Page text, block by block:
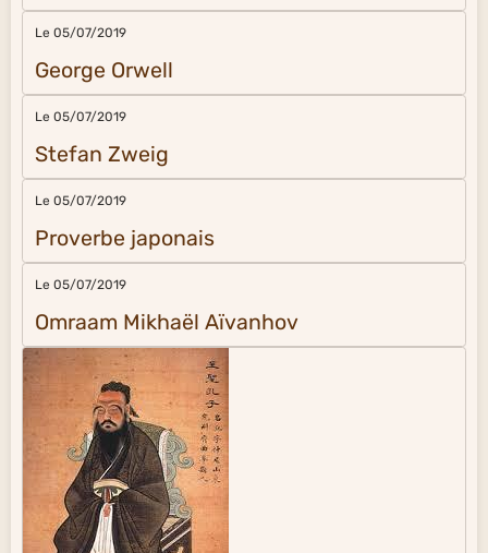
Le 05/07/2019
George Orwell
Le 05/07/2019
Stefan Zweig
Le 05/07/2019
Proverbe japonais
Le 05/07/2019
Omraam Mikhaël Aïvanhov